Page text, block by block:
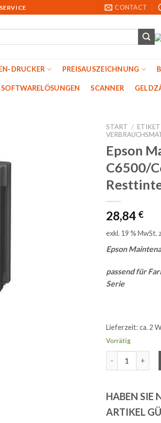
CONTACT
DRUCKER PREISAUSZEICHNUNG
SOFTWARELÖSUNGEN SCANNER
START /
Epson
C6500/
28,84 €
exkl. 19 % MwSt.
Epson
passend für
Serie
Lieferzeit: ca. 2
Vorrätig
HABEN SIE
ARTIKEL